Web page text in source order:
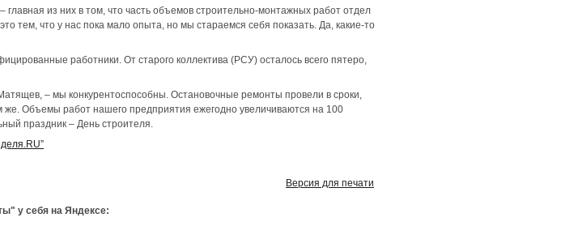
из них в том, что часть объемов строительно-монтажных работ отдел
тем, что у нас пока мало опыта, но мы стараемся себя показать. Да, какие-то
работники. От старого коллектива (РСУ) осталось всего пятеро,
– мы конкурентоспособны. Остановочные ремонты провели в сроки,
Объемы работ нашего предприятия ежегодно увеличиваются на 100
праздник – День строителя.
Версия для печати
у себя на Яндексе: